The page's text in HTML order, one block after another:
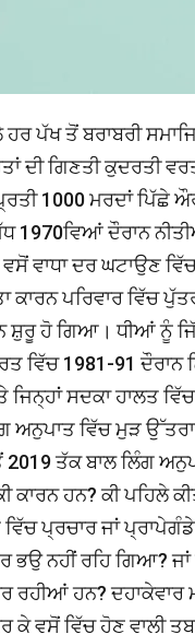
ਪੱਖ ਤੋਂ ਬਰਾਬਰੀ
ਦੀ ਗਿਣਤੀ ਕੁਦਰਤੀ
1000 ਮਰਦਾਂ ਪਿੱਛੇ
1970ਵਿਆਂ ਦੌਰਾਨ
ਵਾਧਾ ਦਰ ਘਟਾਉਣ
ਕਾਰਨ ਪਰਿਵਾਰ ਵਿੱਚ
ਸ਼ੁਰੂ ਹੋ ਗਿਆ। ਧੀਆਂ ਨੂੰ
ਵਿੱਚ 1981-91
ਜਿਨ੍ਹਾਂ ਸਦਕਾ ਹਾਲਤ
ਅਨੁਪਾਤ ਵਿੱਚ ਮੁੜ
ਤੱਕ ਬਾਲ ਲਿੰਗ
ਹਨ? ਕੀ ਪਹਿਲੇ
ਪ੍ਰਚਾਰ ਜਾਂ
ਭਉ ਨਹੀਂ ਰਹਿ ਗਿਆ?
ਹਨ? ਦਹਾਕੇਵਾਰ
ਕੇ ਵਸੋਂ ਵਿੱਚ ਹੋਣ ਵਾਲੀ